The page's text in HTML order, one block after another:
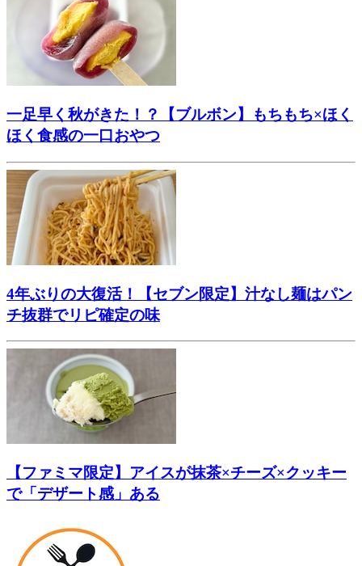
一足早く秋がきた！？【ブルボン】もちもち×ほく
ほく食感の一口おやつ
4年ぶりの大復活！【セブン限定】汁なし麺はパン
チ抜群でリピ確定の味
【ファミマ限定】アイスが抹茶×チーズ×クッキー
で「デザート感」ある